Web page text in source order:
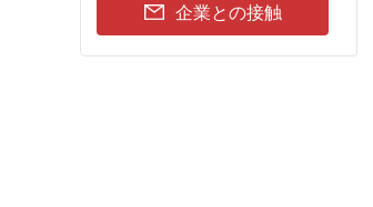
企業との接触